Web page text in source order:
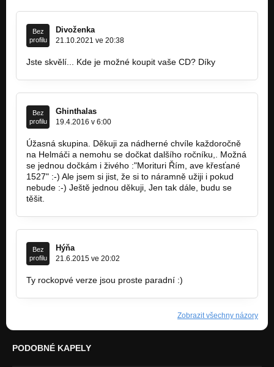
Galgenlieder
Der Steinochs
Galgenlieder
Od hradu k hradu
Nevěsta
Od hradu k hradu
Až do Znojma pojedu
Město králů
Magia Sibe Sortilegium
Město králů
Od jara do jara
Pojď dál a dík
Pojď dál a dík
Bez
profilu
Divoženka
21.10.2021 ve 20:38
Jste skvělí... Kde je možné koupit vaše CD? Díky
Bez
profilu
Ghinthalas
19.4.2016 v 6:00
Úžasná skupina. Děkuji za nádherné chvíle každoročně
na Helmáči a nemohu se dočkat dalšího ročníku,. Možná
se jednou dočkám i živého :"Morituri Řím, ave křesťané
1527" :-) Ale jsem si jist, že si to náramně užiji i pokud
nebude :-) Ještě jednou děkuji, Jen tak dále, budu se
těšit.
Bez
profilu
Hýňa
21.6.2015 ve 20:02
Ty rockopvé verze jsou proste paradní :)
Zobrazit všechny názory
PODOBNÉ KAPELY